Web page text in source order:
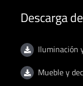
Descarga
Iluminación
Mueble y